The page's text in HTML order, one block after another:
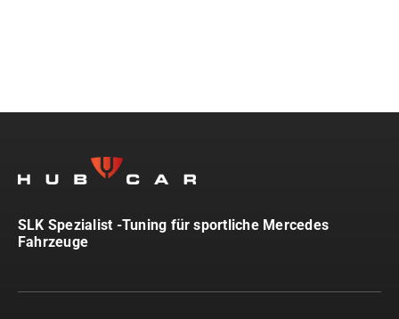
SLK Spezialist -Tuning für sportliche Mercedes
Fahrzeuge